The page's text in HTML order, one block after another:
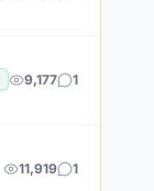
9,177 1
11,919 1